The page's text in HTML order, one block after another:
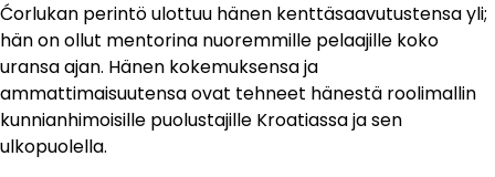
Ćorlukan perintö ulottuu hänen kenttäsaavutustensa yli;
hän on ollut mentorina nuoremmille pelaajille koko
uransa ajan. Hänen kokemuksensa ja
ammattimaisuutensa ovat tehneet hänestä roolimallin
kunnianhimoisille puolustajille Kroatiassa ja sen
ulkopuolella.